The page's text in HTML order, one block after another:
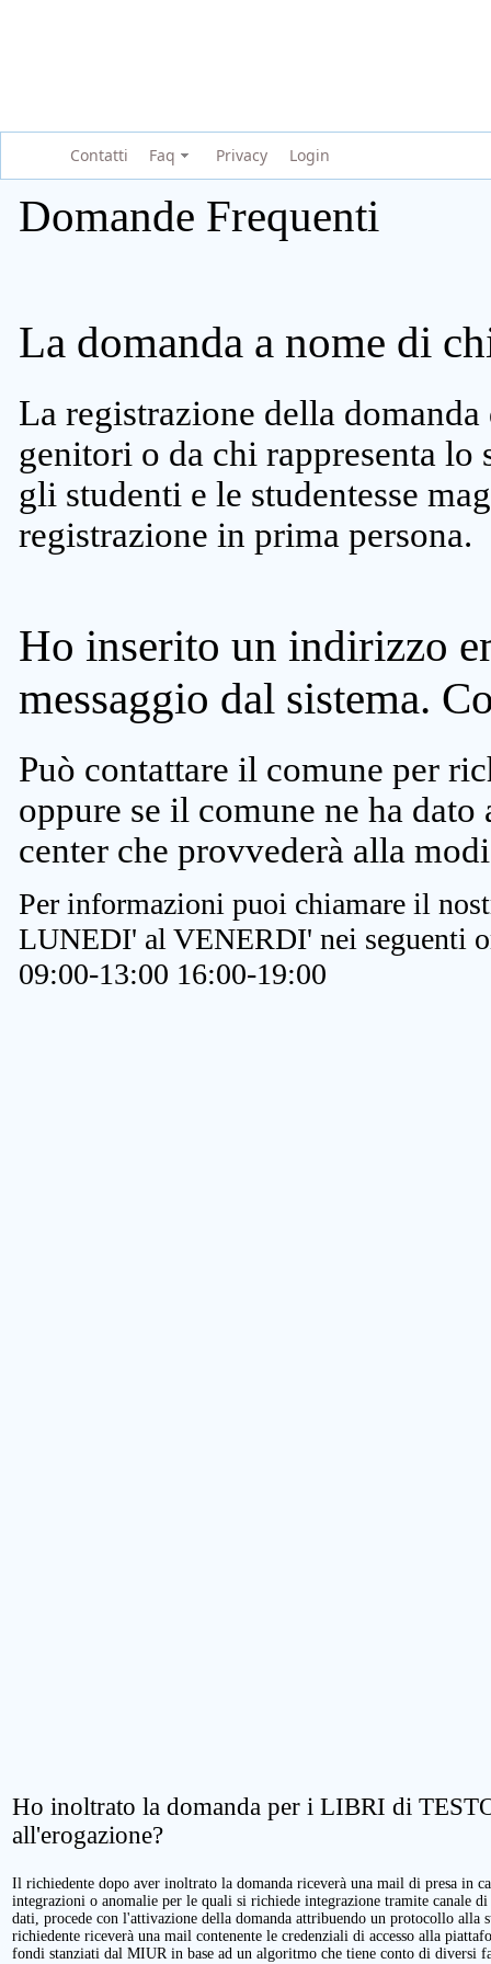
Contatti Faq Privacy Login
Domande Frequenti
La domanda a nome di
La registrazione della
genitori o da chi rappresenta lo
gli studenti e le studentesse
registrazione in prima persona.
Ho inserito un indirizzo
messaggio dal sistema.
Può contattare il comune per
oppure se il comune ne ha
center che provvederà alla
Per informazioni puoi chiamare il
LUNEDI' al VENERDI' nei seguenti
09:00-13:00 16:00-19:00
Ho inoltrato la domanda per i LIBRI di
all'erogazione?
Il richiedente dopo aver inoltrato la domanda riceverà una mail di presa in
integrazioni o anomalie per le quali si richiede integrazione tramite canale
dati, procede con l'attivazione della domanda attribuendo un protocollo alla
richiedente riceverà una mail contenente le credenziali di accesso alla
fondi stanziati dal MIUR in base ad un algoritmo che tiene conto di diversi